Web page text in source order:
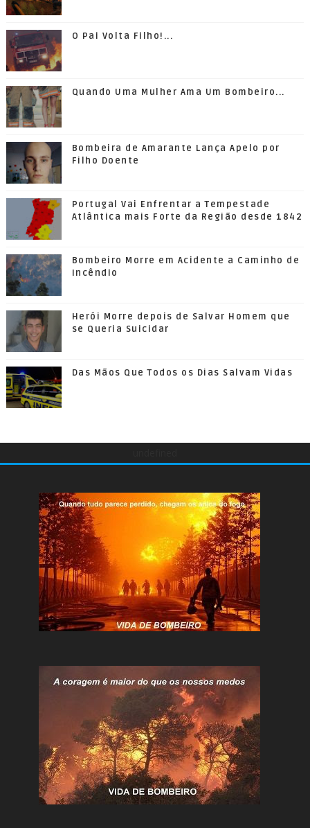
O Pai Volta Filho!...
Quando Uma Mulher Ama Um Bombeiro...
Bombeira de Amarante Lança Apelo por
Filho Doente
Portugal Vai Enfrentar a Tempestade
Atlântica mais Forte da Região desde 1842
Bombeiro Morre em Acidente a Caminho de
Incêndio
Herói Morre depois de Salvar Homem que
se Queria Suicidar
Das Mãos Que Todos os Dias Salvam Vidas